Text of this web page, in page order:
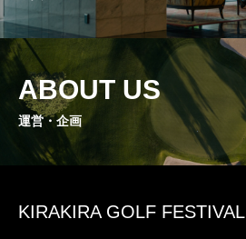
ABOUT US
運営・企画
KIRAKIRA GOLF FESTIVAL